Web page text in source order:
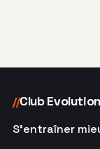
//Club Evolution
S'entraîner